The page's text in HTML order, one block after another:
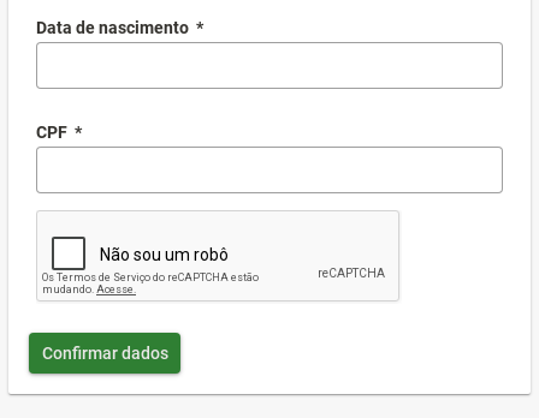
Data de nascimento *
CPF *
Confirmar dados